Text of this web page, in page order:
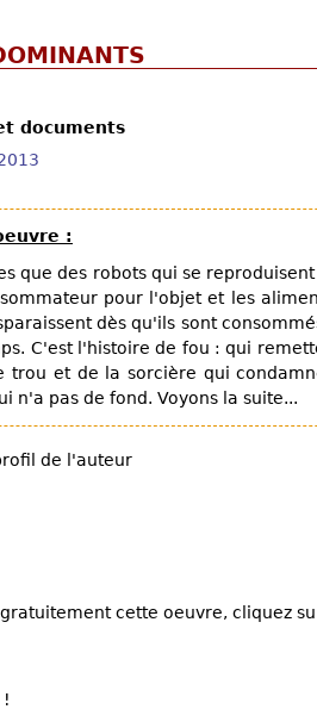
documents
:
que des robots qui se
pour l'objet et les
dès qu'ils sont
C'est l'histoire de fou : qui
trou et de la sorcière qui
n'a pas de fond. Voyons la suite...
de l'auteur
cette oeuvre, cliquez
!